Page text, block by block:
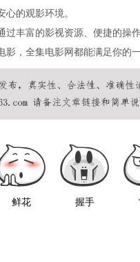
的观影环境。
过丰富的影视资源、便捷的操
影，全集电影网都能满足你的
鲜花 握手